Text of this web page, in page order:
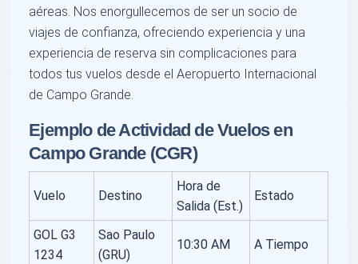
aéreas. Nos enorgullecemos de ser un socio de
viajes de confianza, ofreciendo experiencia y una
experiencia de reserva sin complicaciones para
todos tus vuelos desde el Aeropuerto Internacional
de Campo Grande.
Ejemplo de Actividad de Vuelos en
Campo Grande (CGR)
Vuelo Destino
Hora de
Salida (Est.)
Estado
GOL G3
1234
Sao Paulo
(GRU)
10:30 AM A Tiempo